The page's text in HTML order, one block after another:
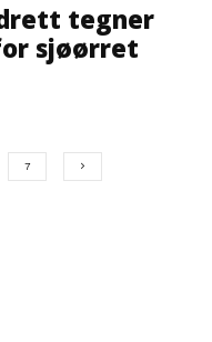
tegner
sjøørret
7